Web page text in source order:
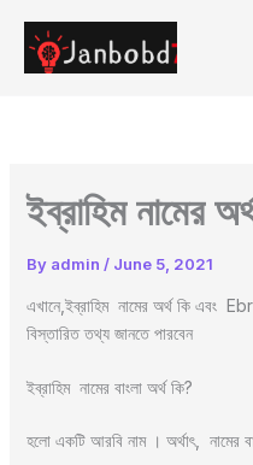
content
ইব্রাহিম নামের
By admin / June 5, 2021
এখানে,ইব্রাহিম নামের অর্থ কি
বিস্তারিত তথ্য জানতে পারবেন
ইব্রাহিম নামের বাংলা অর্থ কি?
হলো একটি আরবি নাম । অর্থাৎ, নামের